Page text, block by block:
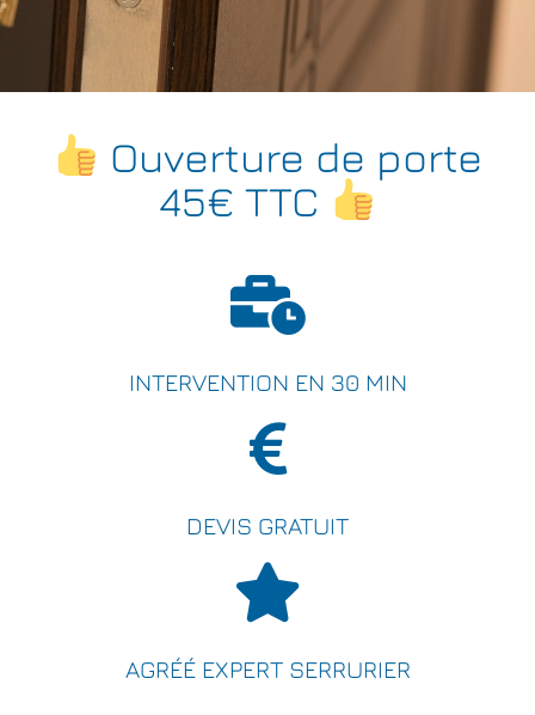
Ouverture de porte
45€ TTC
INTERVENTION EN 30 MIN
DEVIS GRATUIT
AGRÉÉ EXPERT SERRURIER